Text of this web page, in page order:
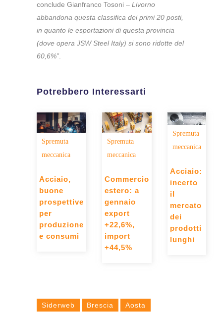
conclude Gianfranco Tosoni – Livorno
abbandona questa classifica dei primi 20 posti,
in quanto le esportazioni di questa provincia
(dove opera JSW Steel Italy) si sono ridotte del
60,6%”
Potrebbero Interessarti
Spremuta
meccanica
Acciaio,
buone
prospettive
per
produzione
e consumi
Spremuta
meccanica
Commercio
estero: a
gennaio
export
+22,6%,
import
+44,5%
Spremuta
meccanica
Acciaio:
incerto
il
mercato
dei
prodotti
lunghi
Siderweb Brescia Aosta